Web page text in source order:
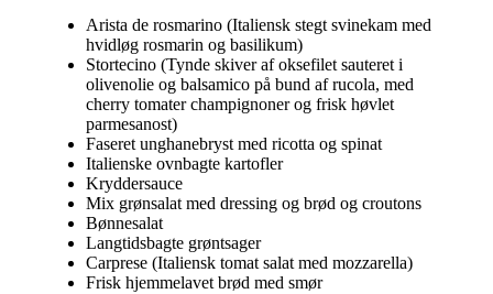
Arista de rosmarino (Italiensk stegt svinekam med
hvidløg rosmarin og basilikum)
Stortecino (Tynde skiver af oksefilet sauteret i
olivenolie og balsamico på bund af rucola, med
cherry tomater champignoner og frisk høvlet
parmesanost)
Faseret unghanebryst med ricotta og spinat
Italienske ovnbagte kartofler
Kryddersauce
Mix grønsalat med dressing og brød og croutons
Bønnesalat
Langtidsbagte grøntsager
Carprese (Italiensk tomat salat med mozzarella)
Frisk hjemmelavet brød med smør